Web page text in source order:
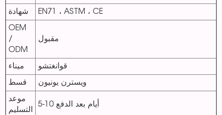
شهادة EN71 ، ASTM ، CE
OEM
/
ODM
مقبول
ميناء قوانغتشو
قسط ويسترن يونيون
موعد
التسليم
5-10 أيام بعد الدفع